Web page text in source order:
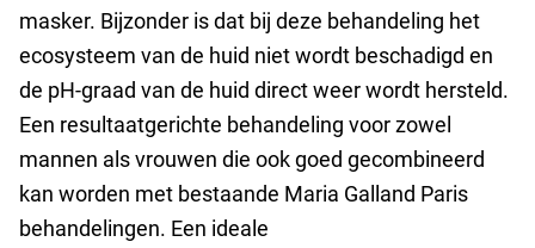
masker. Bijzonder is dat bij deze behandeling het
ecosysteem van de huid niet wordt beschadigd en
de pH-graad van de huid direct weer wordt hersteld.
Een resultaatgerichte behandeling voor zowel
mannen als vrouwen die ook goed gecombineerd
kan worden met bestaande Maria Galland Paris
behandelingen. Een ideale